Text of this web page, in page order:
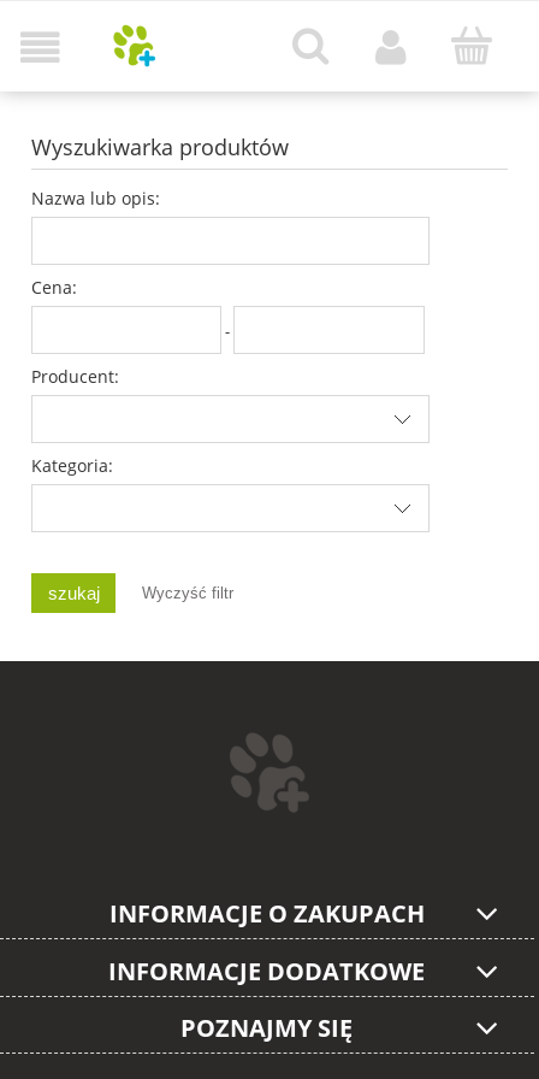
Wyszukiwarka produktów
Nazwa lub opis:
Cena:
-
Producent:
Kategoria:
szukaj Wyczyść filtr
INFORMACJE O ZAKUPACH
INFORMACJE DODATKOWE
POZNAJMY SIĘ